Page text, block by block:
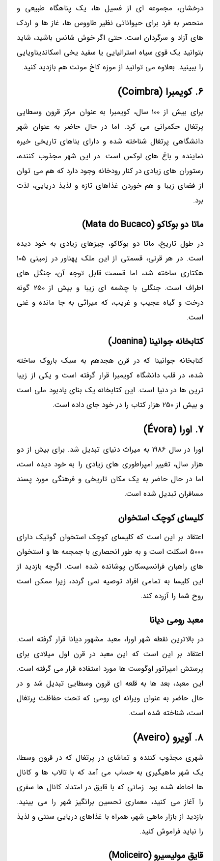
درخشان، مجموعه ای از فسیل ها، یک پناهگاه طبیعی و
منحصر به فرد برای حیواناتی نظیر طاووس ها، غاز ها و اردک
های آزاد و سرگردان است. حتی اگر خوش شانس باشید، شاید
بتوانید یک قوی سیاه استرالیایی یا سفید یخی اسکاندیناویایی
را ببینید. بعلاوه می توانید از موزه کاخ مونت هم بازدید کنید.
6. کویمبرا (Coimbra)
برای بیش از 100 سال، کویمبرا به عنوان مرکز قرون وسطایی
پرتغال حکمرانی می کرد. اما در حال حاضر به عنوان شهر
دانشگاهی پرتغال شناخته شده و دارای بناهای تاریخی خیره
نماینده و باغ های لوکس است. در این شهر مجذوب کننده،
رستوران های زیادی در کنار رودخانه وجود دارد که هم می توان
از فضای زیبا و هم خوردن غذاهای تازه و لذیذ دریایی، لذت
برد.
ماتا دو بوکاکو (Mata do Bucaco)
در طول تاریخ، ماتا دو بوکاکو، چیزهای زیادی به خود دیده
است. در هر قرنی، قسمتی از این ملک پهناور در زمینی 105
هکتاری ساخته شد، اما قسمت قابل توجه آن، جنگل های
اطراف است. جنگلی با چشمه ای زیبا و بیش از 250 گونه
درخت و گیاه عجیب و غریب، که میراثی به جا مانده و غنی
است.
کتابخانه جوانینا (Joanina)
کتابخانه جوانینا که در قرن هجدهم به سبک باروک ساخته
شده، در قلب دانشگاه کویمبرا قرار گرفته است و یکی از زیبا
ترین ها در دنیا است. این کتابخانه یک بنای یادبود ملی است
و بیش از 250 هزار کتاب را در خود جای داده است.
7. اورا (Évora)
اورا در سال 1986 به میراث دنیای تبدیل شد. برای بیش از دو
هزار سال، تغییر امپراطوری های زیادی را به خود دیده است،
اما در حال حاضر به یک مکان تاریخی و فرهنگی مورد پسند
مسافران تبدیل شده است.
کلیسای کوچک استخوان
اعتقاد بر این است که کلیسای کوچک استخوان گوتیک دارای
5000 اسکلت است و به طور انحصاری با جمجمه ها و استخوان
های راهبان فرانسیسکان پوشانده شده است. اگرچه بازدید از
این کلیسا به تمامی افراد توصیه نمی گردد، زیرا ممکن است
روح شما را آزرده کند.
معبد رومی دیانا
در بالاترین نقطه شهر اورا، معبد مشهور دیانا قرار گرفته است.
اعتقاد بر این است که این معبد در قرن اول میلادی برای
پرستش امپراتور اوگوست ها مورد استفاده قرار می گرفته است.
این معبد، بعد ها به قلعه ای قرون وسطایی تبدیل شد و در
حال حاضر به عنوان ویرانه ای رومی که تحت حفاظت پرتغال
است، شناخته شده است.
8. آویرو (Aveiro)
شهری مجذوب کننده و تماشای در پرتغال که در قرون وسطا،
یک شهر ماهیگیری به حساب می آمد که با تالاب ها و کانال
ها احاطه شده بود. زمانی که با قایق در امتداد کانال ها سفری
را آغاز می کنید، معماری تحسین برانگیز شهر را می بینید.
بازدید از بازار ماهی شهر، همراه با غذاهای دریایی سنتی و لذیذ
را نباید فراموش کنید.
قایق مولیسیرو (Moliceiro)